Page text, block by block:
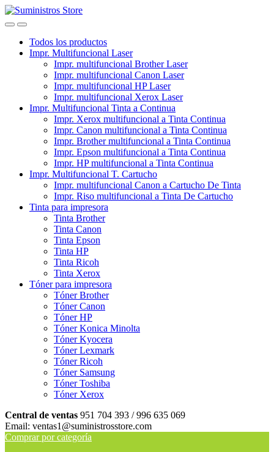
Skip
to
Skip
to
Todos los productos
Impr. Multifuncional Laser
Impr. multifuncional Brother Laser
Impr. multifuncional Canon Laser
Impr. multifuncional HP Laser
Impr. multifuncional Xerox Laser
Impr. Multifuncional Tinta a Continua
Impr. Xerox multifuncional a Tinta Continua
Impr. Canon multifuncional a Tinta Continua
Impr. Brother multifuncional a Tinta Continua
Impr. Epson multifuncional a Tinta Continua
Impr. HP multifuncional a Tinta Continua
Impr. Multifuncional T. Cartucho
Impr. multifuncional Canon a Cartucho De Tinta
Impr. Riso multifuncional a Tinta De Cartucho
Tinta para impresora
Tinta Brother
Tinta Canon
Tinta Epson
Tinta HP
Tinta Ricoh
Tinta Xerox
Tóner para impresora
Tóner Brother
Tóner Canon
Tóner HP
Tóner Konica Minolta
Tóner Kyocera
Tóner Lexmark
Tóner Ricoh
Tóner Samsung
Tóner Toshiba
Tóner Xerox
Central de ventas 951 704 393 / 996 635 069
Email: ventas1@suministrosstore.com
Comprar por categoría